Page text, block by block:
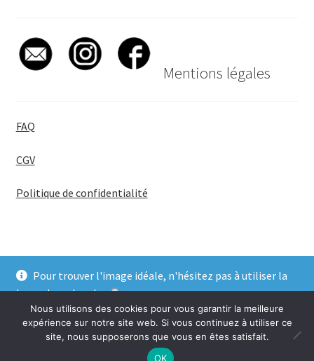
Pour trouver l'image idéale, n'hésitez pas à utiliser la
barre de recherche
Ignorer
Mentions légales
FAQ
CGV
Politique de confidentialité
© BadgeGirl® 2026
Nous utilisons des cookies pour vous garantir la meilleure
expérience sur notre site web. Si vous continuez à utiliser ce
site, nous supposerons que vous en êtes satisfait.
OK